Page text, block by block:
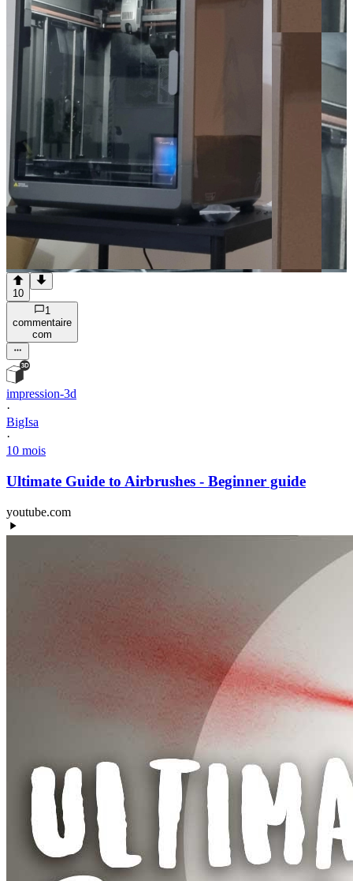
10
1
commentaire
com
impression-3d
·
BigIsa
·
10 mois
Ultimate Guide to Airbrushes - Beginner guide
youtube.com